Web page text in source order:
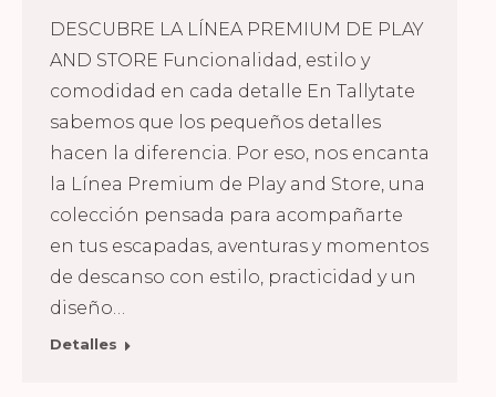
DESCUBRE LA LÍNEA PREMIUM DE PLAY
AND STORE Funcionalidad, estilo y
comodidad en cada detalle En Tallytate
sabemos que los pequeños detalles
hacen la diferencia. Por eso, nos encanta
la Línea Premium de Play and Store, una
colección pensada para acompañarte
en tus escapadas, aventuras y momentos
de descanso con estilo, practicidad y un
diseño…
Detalles